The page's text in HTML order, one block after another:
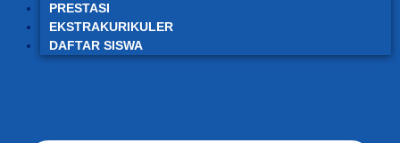
PRESTASI
EKSTRAKURIKULER
DAFTAR SISWA